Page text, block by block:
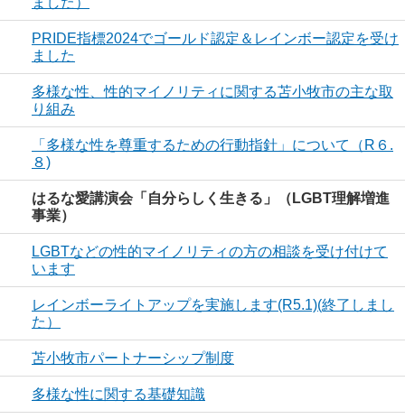
PRIDE指標2024でゴールド認定＆レインボー認定を受け
ました
多様な性、性的マイノリティに関する苫小牧市の主な取
り組み
「多様な性を尊重するための行動指針」について（R６.
８)
はるな愛講演会「自分らしく生きる」（LGBT理解増進
事業）
LGBTなどの性的マイノリティの方の相談を受け付けて
います
レインボーライトアップを実施します(R5.1)(終了しまし
た）
苫小牧市パートナーシップ制度
多様な性に関する基礎知識